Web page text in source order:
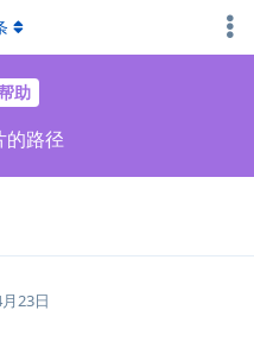
助
的路径
23日